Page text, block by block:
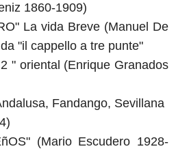
1860-1909)
La vida Breve (Manuel De
"il cappello a tre punte"
" oriental (Enrique Granados
Fandango, Sevillana
(Mario Escudero 1928-